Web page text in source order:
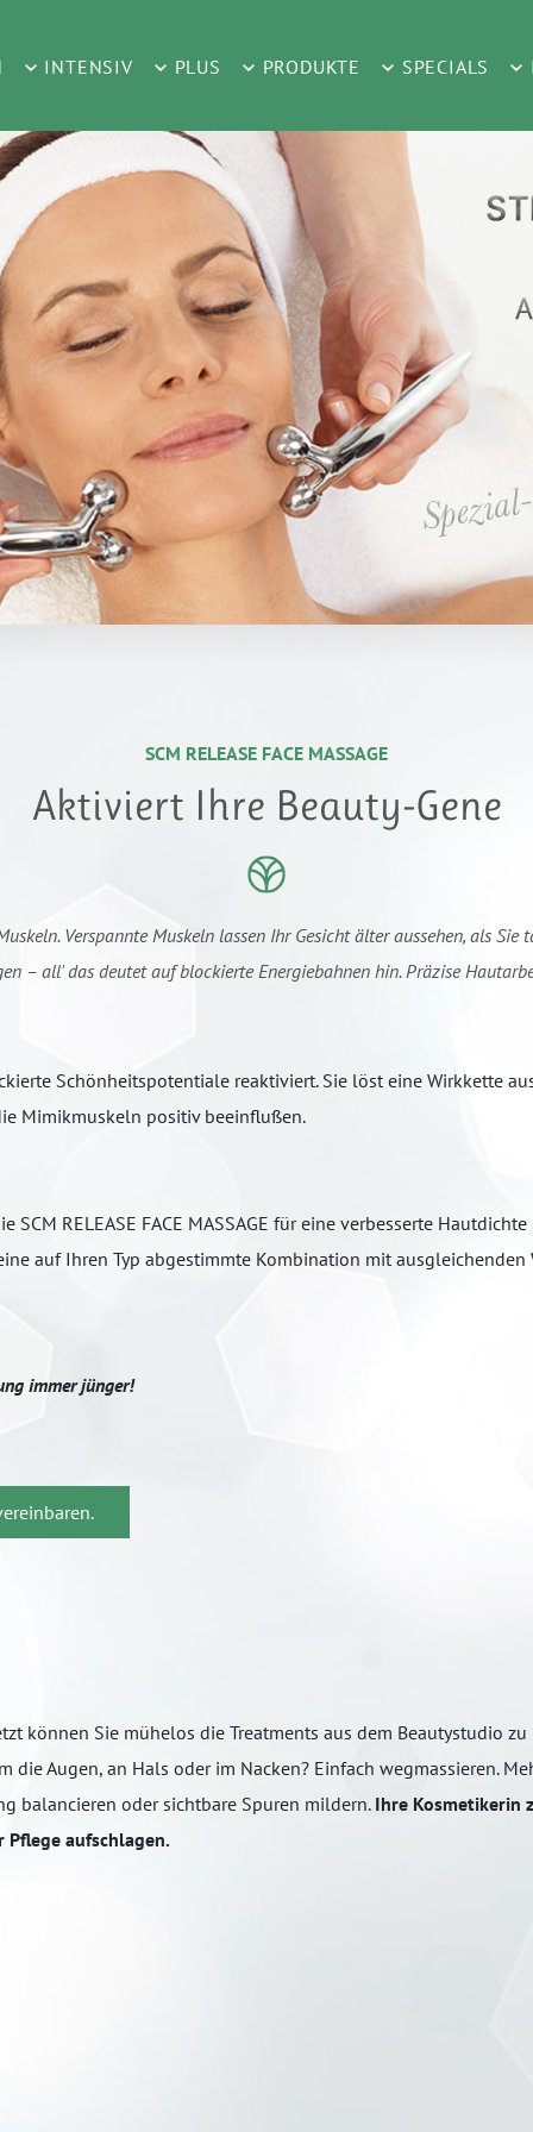
INTENSIV PLUS PRODUKTE SPECIALS
SCM RELEASE FACE MASSAGE
Aktiviert Ihre Beauty-Gene
Verspannte Muskeln lassen Ihr Gesicht älter aussehen, als Sie
– all' das deutet auf blockierte Energiebahnen hin. Präzise
Schönheitspotentiale reaktiviert. Sie löst eine Wirkkette
Mimikmuskeln positiv beeinflußen.
RELEASE FACE MASSAGE für eine verbesserte
auf Ihren Typ abgestimmte Kombination mit ausgleichenden
immer jünger!
können Sie mühelos die Treatments aus dem Beautystudio
die Augen, an Hals oder im Nacken? Einfach wegmassieren.
balancieren oder sichtbare Spuren mildern. Ihre Kosmetikerin
aufschlagen.